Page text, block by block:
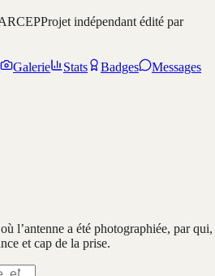
Projet indépendant édité par
Galerie Stats Badges
Messages
l’antenne a été photographiée, par qui,
et cap de la prise.